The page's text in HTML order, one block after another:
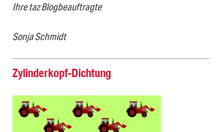
Ihre taz Blogbeauftragte
Sonja Schmidt
Zylinderkopf-Dichtung